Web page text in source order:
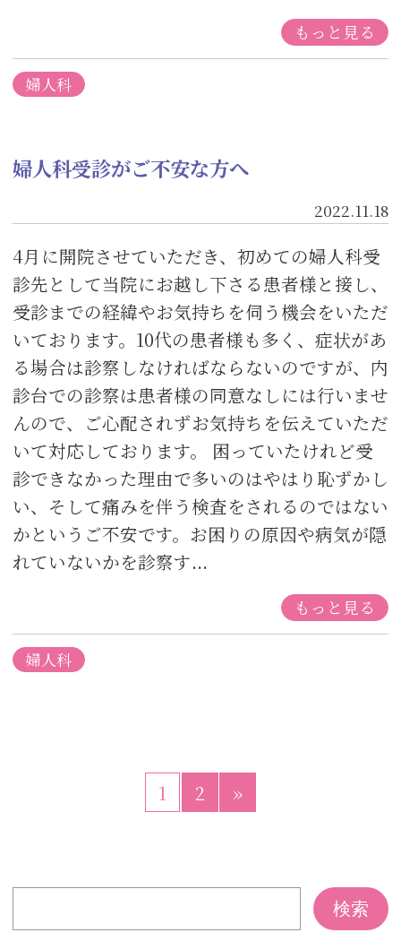
もっと見る
婦人科
婦人科受診がご不安な方へ
2022.11.18
4月に開院させていただき、初めての婦人科受
診先として当院にお越し下さる患者様と接し、
受診までの経緯やお気持ちを伺う機会をいただ
いております。10代の患者様も多く、症状があ
る場合は診察しなければならないのですが、内
診台での診察は患者様の同意なしには行いませ
んので、ご心配されずお気持ちを伝えていただ
いて対応しております。 困っていたけれど受
診できなかった理由で多いのはやはり恥ずかし
い、そして痛みを伴う検査をされるのではない
かというご不安です。お困りの原因や病気が隠
れていないかを診察す...
もっと見る
婦人科
1 2 »